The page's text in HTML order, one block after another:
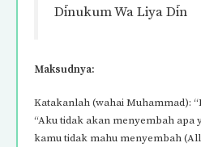
Dīnukum Wa Liya Dīn
Maksudnya:
Katakanlah (wahai Muhammad):
“Aku tidak akan menyembah apa
kamu tidak mahu menyembah